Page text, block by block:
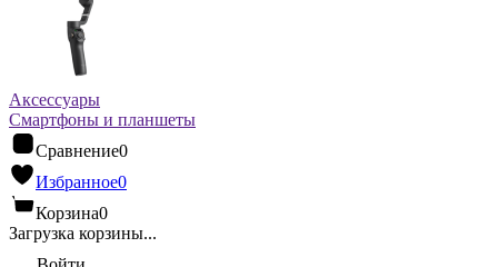
Аксессуары
Смартфоны и планшеты
Сравнение0
Избранное0
Корзина0
Загрузка корзины...